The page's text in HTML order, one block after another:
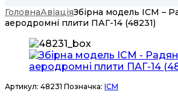
ГоловнаАвіаціяЗбірна модель ICM –
аеродромні плити ПАГ-14 (48231)
Артикул: 48231 Позначка: ICM